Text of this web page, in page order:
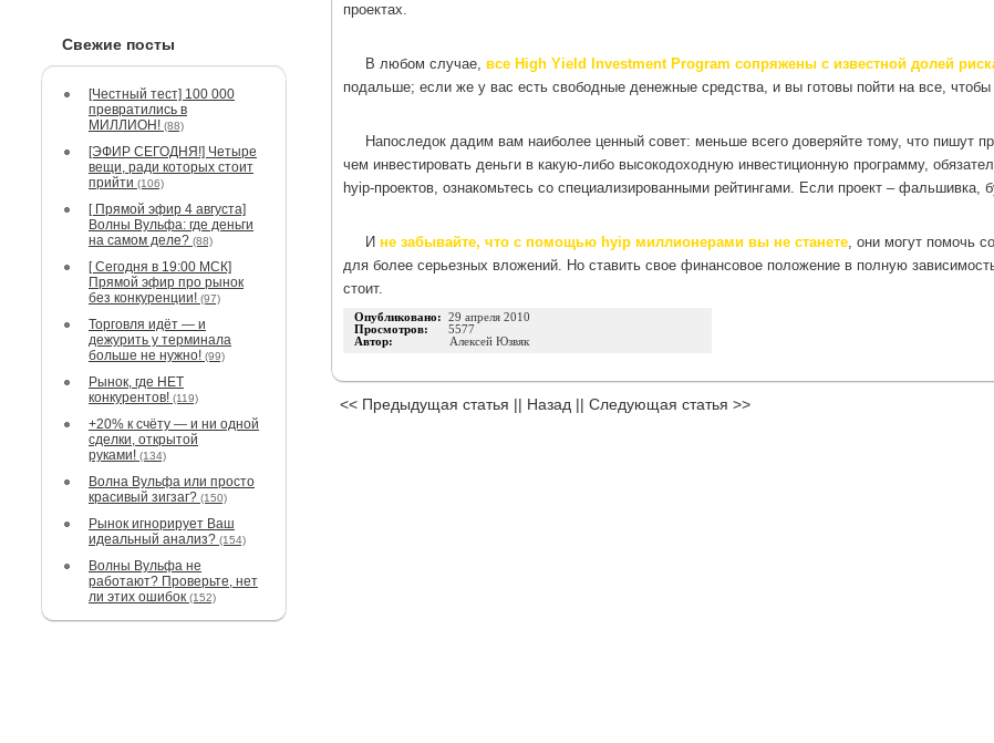
Свежие посты
[Честный тест] 100 000
превратились в
МИЛЛИОН! (88)
[ЭФИР СЕГОДНЯ!] Четыре
вещи, ради которых стоит
прийти (106)
[ Прямой эфир 4 августа]
Волны Вульфа: где деньги
на самом деле? (88)
[ Сегодня в 19:00 МСК]
Прямой эфир про рынок
без конкуренции! (97)
Торговля идёт — и
дежурить у терминала
больше не нужно! (99)
Рынок, где НЕТ
конкурентов! (119)
+20% к счёту — и ни одной
сделки, открытой
руками! (134)
Волна Вульфа или просто
красивый зигзаг? (150)
Рынок игнорирует Ваш
идеальный анализ? (154)
Волны Вульфа не
работают? Проверьте, нет
ли этих ошибок (152)
проектах.
В любом случае, все High Yield Investment Program сопряжены с известной долей
подальше; если же у вас есть свободные денежные средства, и вы готовы пойти на все,
Напоследок дадим вам наиболее ценный совет: меньше всего доверяйте тому, что пишут
чем инвестировать деньги в какую-либо высокодоходную инвестиционную программу,
hyip-проектов, ознакомьтесь со специализированными рейтингами. Если проект – фальшивка,
И не забывайте, что с помощью hyip миллионерами вы не станете, они могут помочь
для более серьезных вложений. Но ставить свое финансовое положение в полную
стоит.
Опубликовано: 29 апреля 2010
Просмотров: 5577
Автор:
Алексей Юзвяк
<< Предыдущая статья || Назад || Следующая статья >>